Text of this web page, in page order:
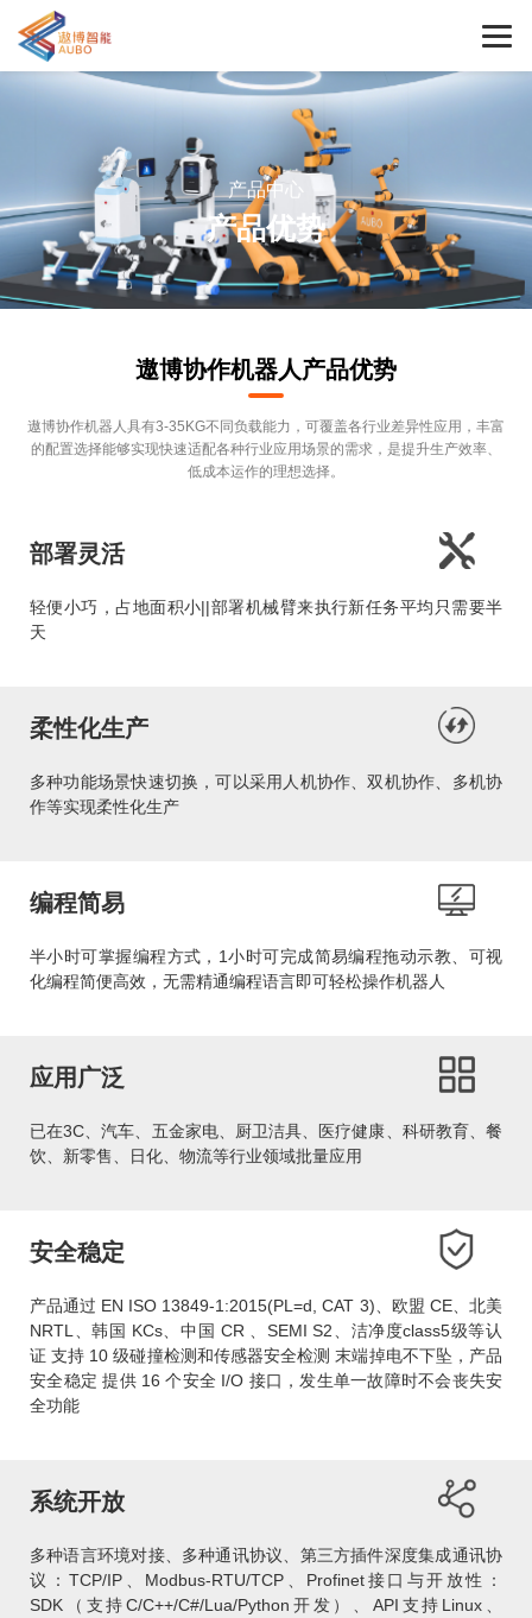
产品中心
产品优势
遨博协作机器人产品优势
遨博协作机器人具有3-35KG不同负载能力，可覆盖各行业差异性应用，丰富
的配置选择能够实现快速适配各种行业应用场景的需求，是提升生产效率、
低成本运作的理想选择。
部署灵活
轻便小巧，占地面积小||部署机械臂来执行新任务平均只需要半
天
柔性化生产
多种功能场景快速切换，可以采用人机协作、双机协作、多机协
作等实现柔性化生产
编程简易
半小时可掌握编程方式，1小时可完成简易编程拖动示教、可视
化编程简便高效，无需精通编程语言即可轻松操作机器人
应用广泛
已在3C、汽车、五金家电、厨卫洁具、医疗健康、科研教育、餐
饮、新零售、日化、物流等行业领域批量应用
安全稳定
产品通过 EN ISO 13849-1:2015(PL=d, CAT 3)、欧盟 CE、北美
NRTL、韩国 KCs、中国 CR 、SEMI S2、洁净度class5级等认
证 支持 10 级碰撞检测和传感器安全检测 末端掉电不下坠，产品
安全稳定 提供 16 个安全 I/O 接口，发生单一故障时不会丧失安
全功能
系统开放
多种语言环境对接、多种通讯协议、第三方插件深度集成通讯协
议：TCP/IP、Modbus-RTU/TCP、Profinet接口与开放性：
SDK（支持C/C++/C#/Lua/Python开发）、API支持Linux、